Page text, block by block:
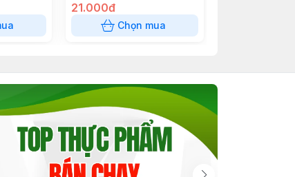
21.000đ
Chọn mua